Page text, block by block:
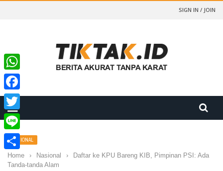
SIGN IN / JOIN
NASIONAL
Home › Nasional ›
Daftar ke KPU Bareng KIB, Pimpinan PSI: Ada
Tanda-tanda Alam
WhatsApp
Facebook
Twitter
Line
Share